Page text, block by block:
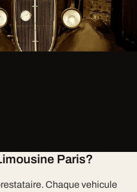
Paris?
Chaque vehicule